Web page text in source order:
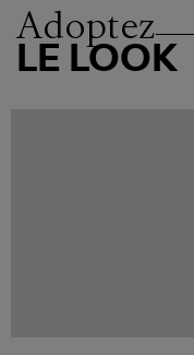
Adoptez
LE LOOK